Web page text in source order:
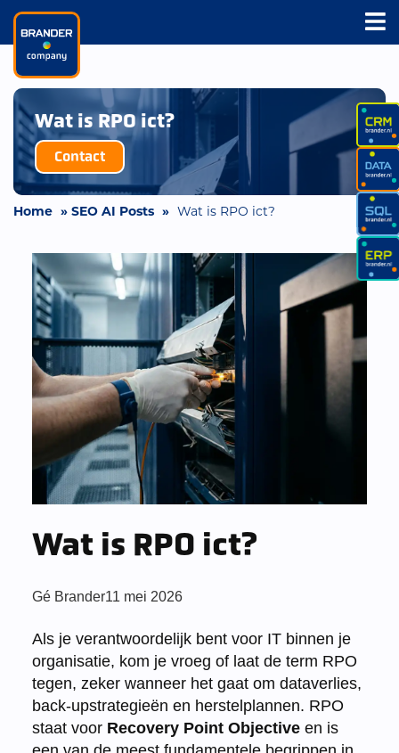
Wat is RPO ict?
Contact
Home » SEO AI Posts » Wat is RPO ict?
Wat is RPO ict?
Posted
Gé Brander11 mei 2026
Als je verantwoordelijk bent voor IT binnen je
organisatie, kom je vroeg of laat de term RPO
tegen, zeker wanneer het gaat om dataverlies,
back-upstrategieën en herstelplannen. RPO
staat voor Recovery Point Objectiveen is